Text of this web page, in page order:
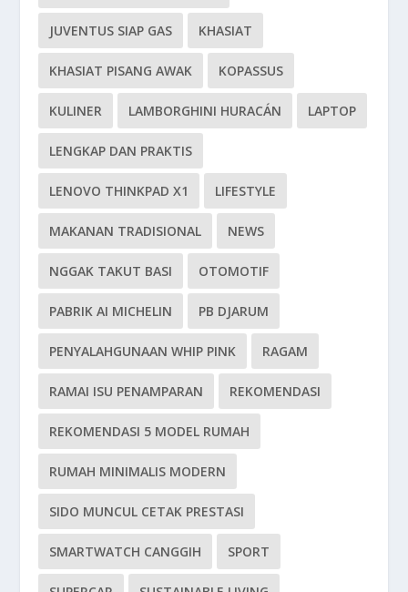
JUVENTUS SIAP GAS KHASIAT
KHASIAT PISANG AWAK KOPASSUS
KULINER LAMBORGHINI HURACÁN LAPTOP
LENGKAP DAN PRAKTIS
LENOVO THINKPAD X1 LIFESTYLE
MAKANAN TRADISIONAL NEWS
NGGAK TAKUT BASI OTOMOTIF
PABRIK AI MICHELIN PB DJARUM
PENYALAHGUNAAN WHIP PINK RAGAM
RAMAI ISU PENAMPARAN REKOMENDASI
REKOMENDASI 5 MODEL RUMAH
RUMAH MINIMALIS MODERN
SIDO MUNCUL CETAK PRESTASI
SMARTWATCH CANGGIH SPORT